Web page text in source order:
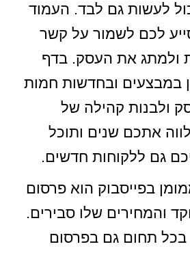
לעשות גם לבד. העמוד
לכם לשמור על קשר
ולמתג את העסק. בדף
במבצעים ובחדשות חמות
ולבנות קהילה של
אתכם שנים ותוכל
גם ללקוחות חדשים.
בפייסבוק הוא פרסום
והמחירים שלו סבירים.
בכל תחום גם בפרסום